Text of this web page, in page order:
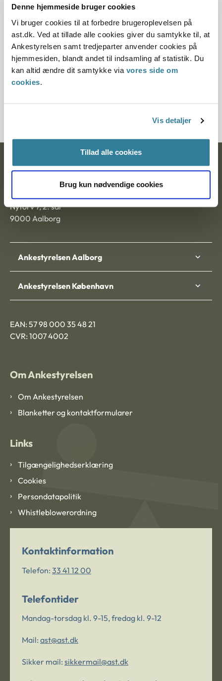
Denne hjemmeside bruger cookies
Vi bruger cookies til at forbedre brugeroplevelsen på
ast.dk. Ved at tillade alle cookies giver du samtykke til, at
Ankestyrelsen samt tredjeparter anvender cookies på
hjemmesiden, blandt andet til indsamling af statistik. Du
kan altid ændre dit samtykke via vores side om
cookies.
Vis detaljer
Tillad alle cookies
Brug kun nødvendige cookies
november 2013, da den er erstattet af
principafgørelse 119-13.
Paragraf
§ 20 § 17
Journalnummer
6001354-03
Ankestyrelsen
Nytorv 7, 2. sal
9000 Aalborg
Ankestyrelsen Aalborg
Ankestyrelsen København
EAN: 57 98 000 35 48 21
CVR: 1007 4002
Om Ankestyrelsen
Om Ankestyrelsen
Blanketter og kontaktformularer
Links
Tilgængelighedserklæring
Cookies
Persondatapolitik
Whistleblowerordning
Kontaktinformation
Telefon: 33 41 12 00
Telefontider
Mandag-torsdag kl. 9-15, fredag kl. 9-12
Mail: ast@ast.dk
Sikker mail: sikkermail@ast.dk